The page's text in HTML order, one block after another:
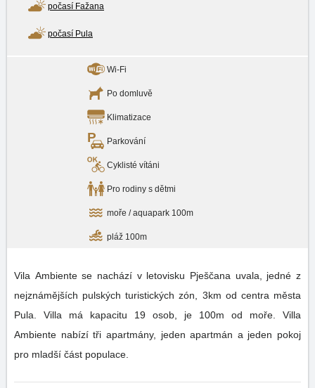
počasí Fažana
počasí Pula
Wi-Fi
Po domluvě
Klimatizace
Parkování
Cyklisté vítáni
Pro rodiny s dětmi
moře / aquapark 100m
pláž 100m
Vila Ambiente se nachází v letovisku Pješčana uvala, jedné z
nejznámějších pulských turistických zón, 3km od centra města
Pula. Villa má kapacitu 19 osob, je 100m od moře. Villa
Ambiente nabízí tři apartmány, jeden apartmán a jeden pokoj
pro mladší část populace.